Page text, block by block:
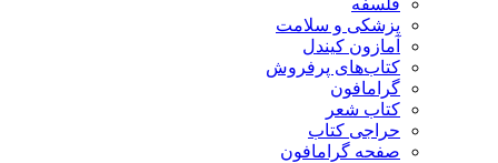
فلسفه
پزشکی و سلامت
آمازون کیندل
کتاب‌های پرفروش
گرامافون
کتاب شعر
حراجی کتاب
صفحه گرامافون